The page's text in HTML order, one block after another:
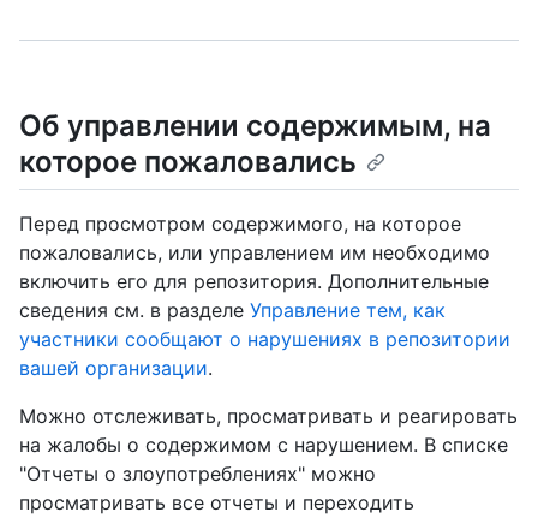
Об управлении содержимым, на
которое пожаловались
Перед просмотром содержимого, на которое
пожаловались, или управлением им необходимо
включить его для репозитория. Дополнительные
сведения см. в разделе Управление тем, как
участники сообщают о нарушениях в репозитории
вашей организации.
Можно отслеживать, просматривать и реагировать
на жалобы о содержимом с нарушением. В списке
"Отчеты о злоупотреблениях" можно
просматривать все отчеты и переходить